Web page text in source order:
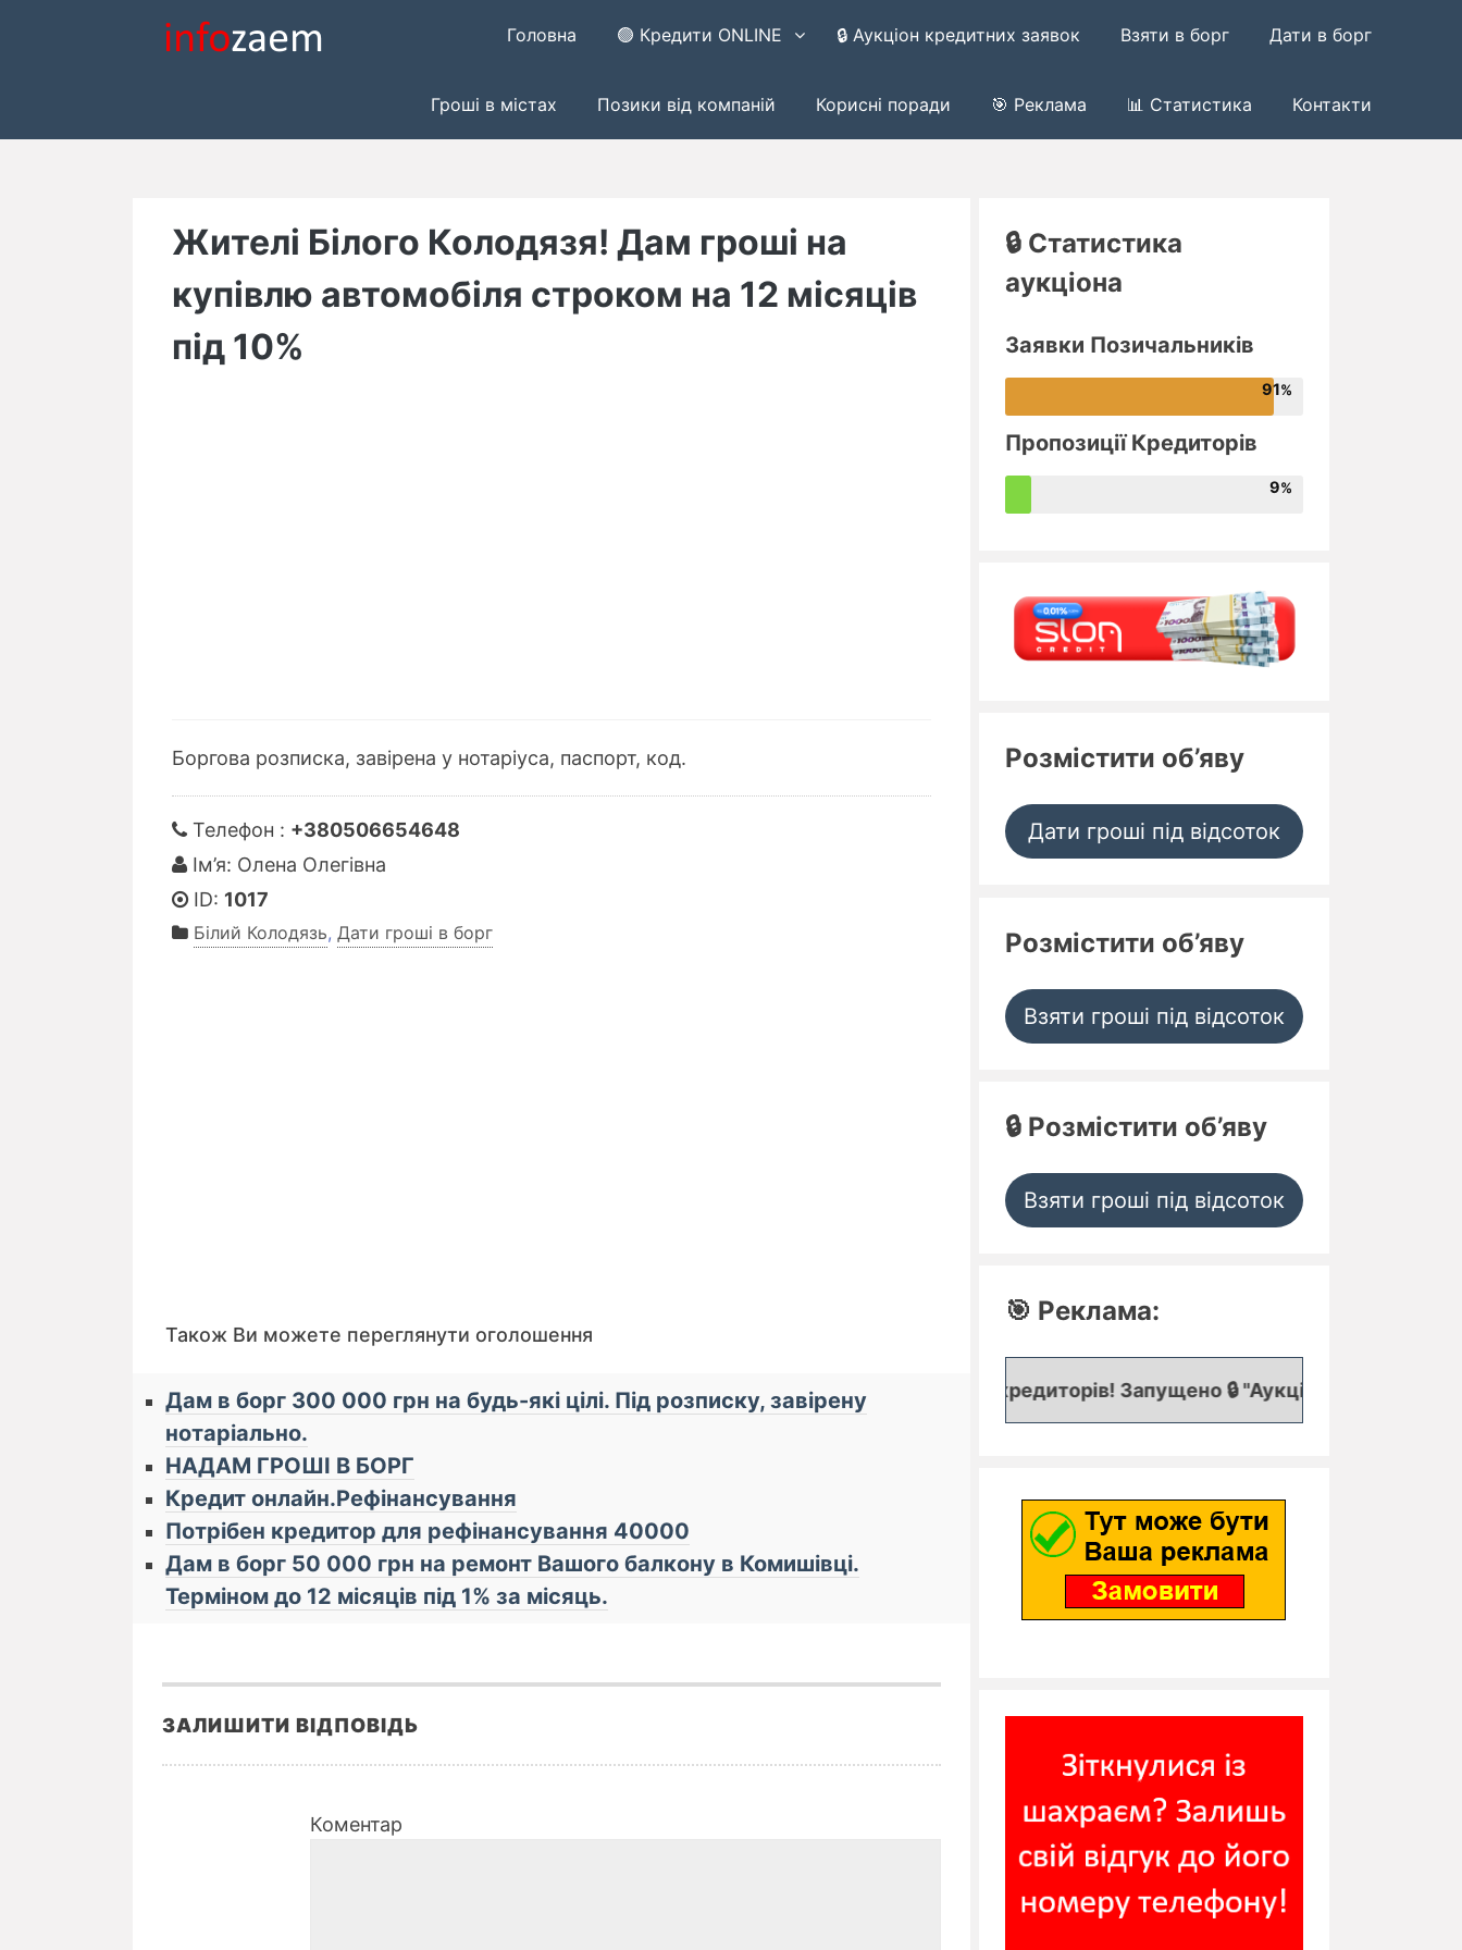
Головна 🟢 Кредити ONLINE 🔒 Аукціон кредитних заявок Взяти в борг Дати в борг
Гроші в містах Позики від компаній Корисні поради 🎯 Реклама 📊 Статистика Контакти
Жителі Білого Колодязя! Дам гроші на
купівлю автомобіля строком на 12 місяців
під 10%
Боргова розписка, завірена у нотаріуса, паспорт, код.
Телефон : +380506654648
Ім’я: Олена Олегівна
ID: 1017
Білий Колодязь, Дати гроші в борг
Також Ви можете переглянути оголошення
Дам в борг 300 000 грн на будь-які цілі. Під розписку, завірену
нотаріально.
НАДАМ ГРОШІ В БОРГ
Кредит онлайн.Рефінансування
Потрібен кредитор для рефінансування 40000
Дам в борг 50 000 грн на ремонт Вашого балкону в Комишівці.
Терміном до 12 місяців під 1% за місяць.
ЗАЛИШИТИ ВІДПОВІДЬ
Коментар
🔒 Статистика
аукціона
Заявки Позичальників
91
Пропозиції Кредиторів
9
Розмістити об’яву
Дати гроші під відсоток
Розмістити об’яву
Взяти гроші під відсоток
🔒 Розмістити об’яву
Взяти гроші під відсоток
🎯 Реклама:
📌 До уваги кредиторів! Запущено 🔒 "Аукціон кредитних заявок", де